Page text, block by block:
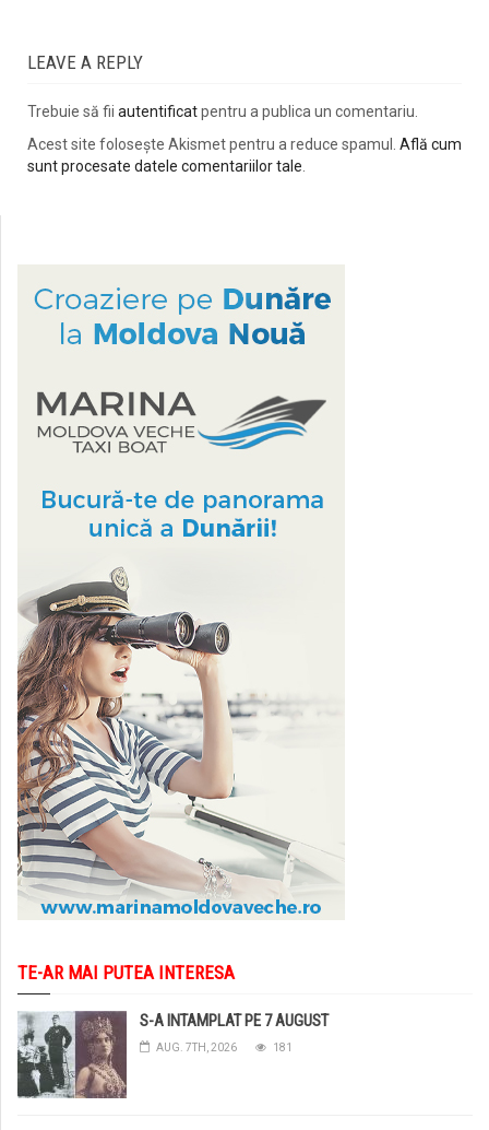
LEAVE A REPLY
Trebuie să fii autentificatpentru a publica un comentariu.
Acest site folosește Akismet pentru a reduce spamul. Află cum
sunt procesate datele comentariilor tale
TE-AR MAI PUTEA INTERESA
S-A INTAMPLAT PE 7 AUGUST
AUG. 7TH, 2026 181